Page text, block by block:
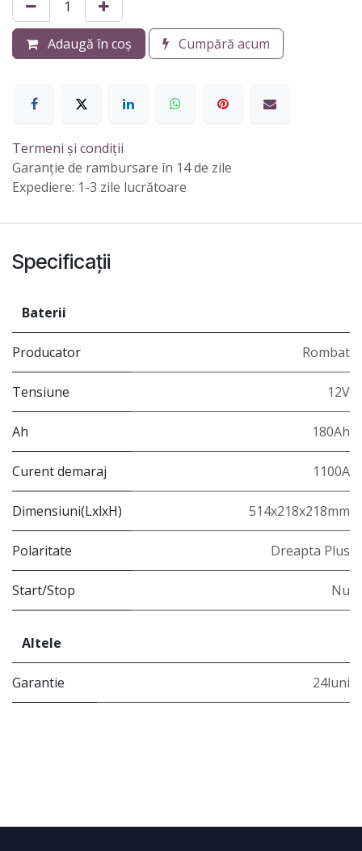
Adaugă în coș Cumpără acum
Termeni și condiții
Garanție de rambursare în 14 de zile
Expediere: 1-3 zile lucrătoare
Specificații
Baterii
Producator Rombat
Tensiune 12V
Ah 180Ah
Curent demaraj 1100A
Dimensiuni(LxlxH) 514x218x218mm
Polaritate Dreapta Plus
Start/Stop Nu
Altele
Garantie 24luni